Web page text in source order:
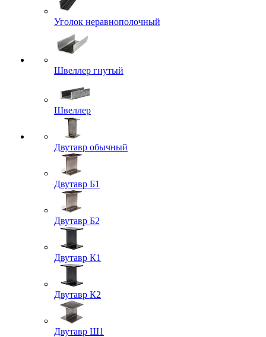
Уголок неравнополочный
Швеллер гнутый
Швеллер
Двутавр обычный
Двутавр Б1
Двутавр Б2
Двутавр К1
Двутавр К2
Двутавр Ш1